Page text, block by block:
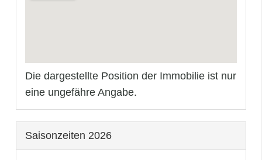
Die dargestellte Position der Immobilie ist nur
eine ungefähre Angabe.
Saisonzeiten 2026